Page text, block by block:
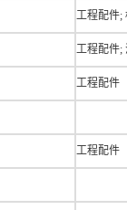
工程配件;
工程配件;
工程配件
工程配件